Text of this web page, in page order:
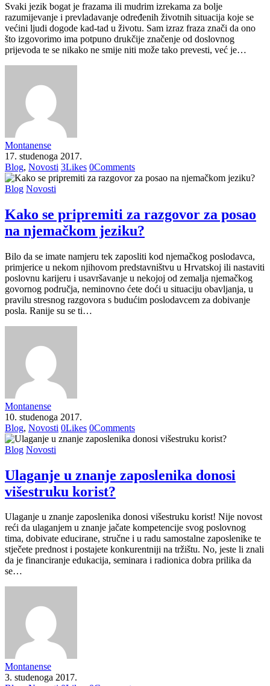
Svaki jezik bogat je frazama ili mudrim izrekama za bolje
razumijevanje i prevladavanje određenih životnih situacija koje se
većini ljudi dogode kad-tad u životu. Sam izraz fraza znači da ono
što izgovorimo ima potpuno drukčije značenje od doslovnog
prijevoda te se nikako ne smije niti može tako prevesti, već je…
Montanense
17. studenoga 2017.
Blog, Novosti 3Likes 0Comments
Blog Novosti
Kako se pripremiti za razgovor za posao
na njemačkom jeziku?
Bilo da se imate namjeru tek zaposliti kod njemačkog poslodavca,
primjerice u nekom njihovom predstavništvu u Hrvatskoj ili nastaviti
poslovnu karijeru i usavršavanje u nekojoj od zemalja njemačkog
govornog područja, neminovno ćete doći u situaciju obavljanja, u
pravilu stresnog razgovora s budućim poslodavcem za dobivanje
posla. Ranije su se ti…
Montanense
10. studenoga 2017.
Blog, Novosti 0Likes 0Comments
Blog Novosti
Ulaganje u znanje zaposlenika donosi
višestruku korist?
Ulaganje u znanje zaposlenika donosi višestruku korist! Nije novost
reći da ulaganjem u znanje jačate kompetencije svog poslovnog
tima, dobivate educirane, stručne i u radu samostalne zaposlenike te
stječete prednost i postajete konkurentniji na tržištu. No, jeste li znali
da je financiranje edukacija, seminara i radionica dobra prilika da
se…
Montanense
3. studenoga 2017.